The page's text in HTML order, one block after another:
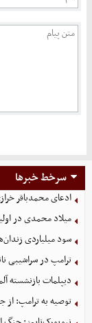
سرخط خبرها
ادعای محمدباقر
میلاد محمدی در
سود میلیاردی
ترامپ در سراشیبی
دیپلمات بازنشسته
توصیه به ترامپ: